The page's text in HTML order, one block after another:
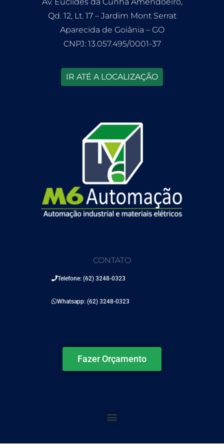
Qd. 12, Lt. 17 – Jardim Mont Serrat
Aparecida de Goiânia – GO
CNPJ: 13.057.495/0001-37
IR ATÉ A LOCALIZAÇÃO
CONTATO
Telefone: (62) 3248-0323
Whatsapp: (62) 3248-0323
Fazer Orçamento